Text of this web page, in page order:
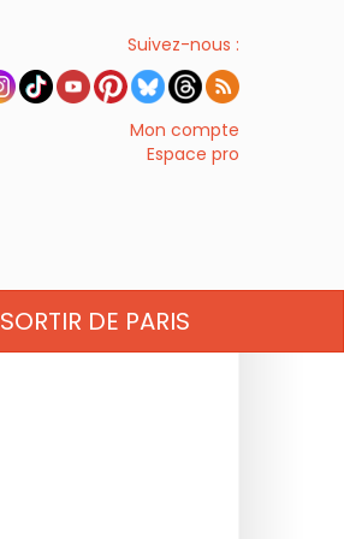
Suivez-nous :
Mon compte
Espace pro
SORTIR DE PARIS